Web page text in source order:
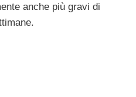
anche più gravi di